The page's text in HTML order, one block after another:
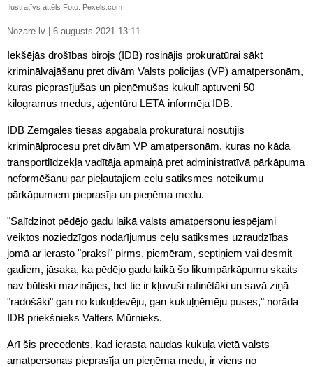
Ilustratīvs attēls Foto: Pexels.com
Nozare.lv | 6.augusts 2021 13:11
Iekšējās drošības birojs (IDB) rosinājis prokuratūrai sākt
kriminālvajāšanu pret divām Valsts policijas (VP) amatpersonām,
kuras pieprasījušas un pieņēmušas kukulī aptuveni 50
kilogramus medus, aģentūru LETA informēja IDB.
IDB Zemgales tiesas apgabala prokuratūrai nosūtījis
kriminālprocesu pret divām VP amatpersonām, kuras no kāda
transportlīdzekļa vadītāja apmaiņā pret administratīvā pārkāpuma
neformēšanu par pieļautajiem ceļu satiksmes noteikumu
pārkāpumiem pieprasīja un pieņēma medu.
"Salīdzinot pēdējo gadu laikā valsts amatpersonu iespējami
veiktos noziedzīgos nodarījumus ceļu satiksmes uzraudzības
jomā ar ierasto "praksi" pirms, piemēram, septiņiem vai desmit
gadiem, jāsaka, ka pēdējo gadu laikā šo likumpārkāpumu skaits
nav būtiski mazinājies, bet tie ir kļuvuši rafinētāki un savā ziņā
"radošāki" gan no kukuļdevēju, gan kukuļņēmēju puses," norāda
IDB priekšnieks Valters Mūrnieks.
Arī šis precedents, kad ierasta naudas kukuļa vietā valsts
amatpersonas pieprasīja un pieņēma medu, ir viens no